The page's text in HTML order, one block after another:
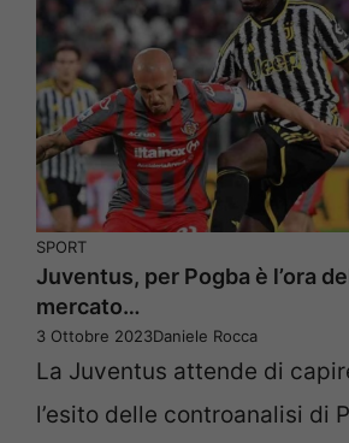
SPORT
Juventus, per Pogba è l’ora
mercato…
3 Ottobre 2023Daniele Rocca
La Juventus attende di
l’esito delle controanalisi di